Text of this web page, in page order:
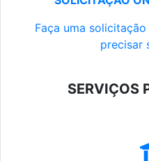
Faça uma
precisar
SERVIÇOS